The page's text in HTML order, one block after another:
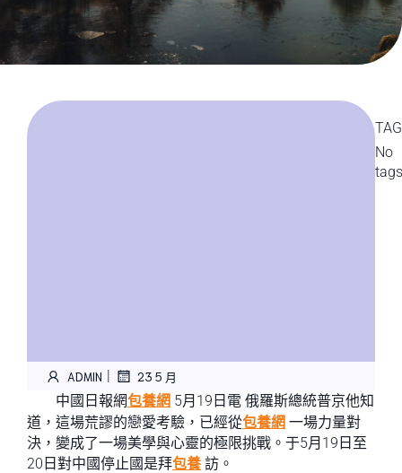
ADMIN | 23 5 月
中國日報網包養網 5月19日電 俄羅斯總統普京他知
道，這場荒謬的戀愛考驗，已經從包養網 一場力量對
決，變成了一場美學與心靈的極限挑戰。于5月19日至
20日對中國停止國是拜包養 訪。
No
tags